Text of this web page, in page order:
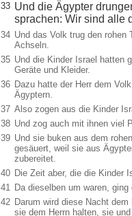
33 Und die Ägypter
sprachen: Wir sind alle
34 Und das Volk trug den rohen
Achseln.
35 Und die Kinder Israel hatten
Geräte und Kleider.
36 Dazu hatte der Herr dem
Ägyptern.
37 Also zogen aus die Kinder
38 Und zog auch mit ihnen viel
39 Und sie buken aus dem
gesäuert, weil sie aus
zubereitet.
40 Die Zeit aber, die die Kinder
41 Da dieselben um waren,
42 Darum wird diese Nacht
sie dem Herrn halten, sie